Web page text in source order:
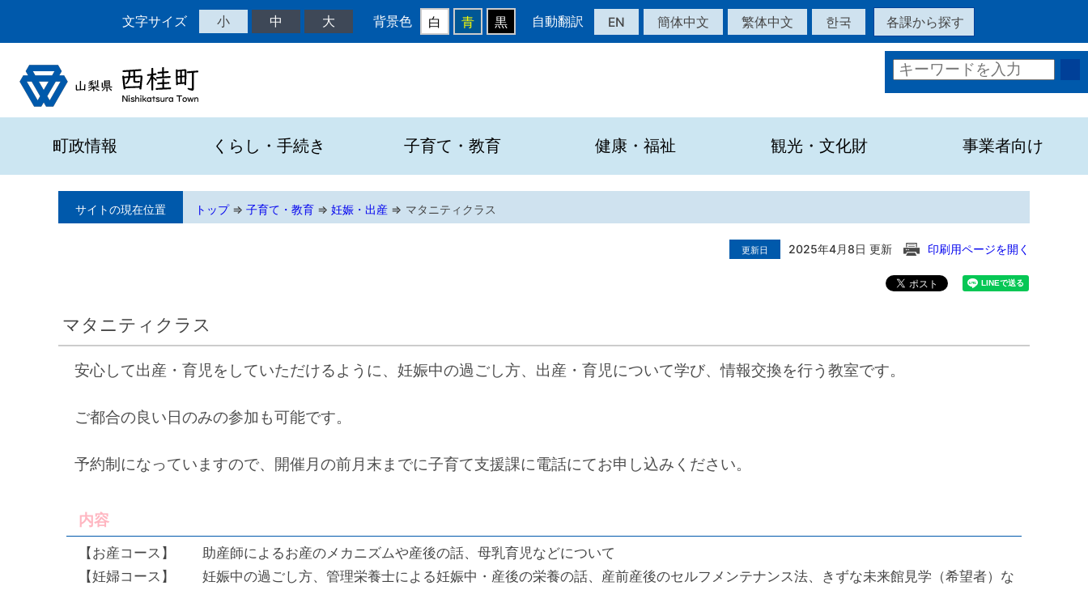
文字サイズ 小 中 大 背景色 白 青 黒 自動翻訳 EN 簡体中文 繁体中文 한국 各課から探す
町政情報 くらし・手続き 子育て・教育 健康・福祉 観光・文化財 事業者向け
サイトの現在位置 トップ⇒ 子育て・教育 ⇒ 妊娠・出産 ⇒ マタニティクラス
更新日 2025年4月8日 更新 印刷用ページを開く
マタニティクラス
安心して出産・育児をしていただけるように、妊娠中の過ごし方、出産・育児について学び、情報交換を行う教室です。
ご都合の良い日のみの参加も可能です。
予約制になっていますので、開催月の前月末までに子育て支援課に電話にてお申し込みください。
内容
【お産コース】 助産師によるお産のメカニズムや産後の話、母乳育児などについて
【妊婦コース】 妊娠中の過ごし方、管理栄養士による妊娠中・産後の栄養の話、産前産後のセルフメンテナンス法、きずな未来館見学（希望者）な